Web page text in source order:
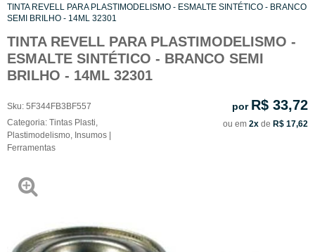
TINTA REVELL PARA PLASTIMODELISMO - ESMALTE SINTÉTICO - BRANCO
SEMI BRILHO - 14ML 32301
TINTA REVELL PARA PLASTIMODELISMO -
ESMALTE SINTÉTICO - BRANCO SEMI
BRILHO - 14ML 32301
Sku: 5F344FB3BF557
Categoria: Tintas Plasti
Plastimodelismo Insumos |
Ferramentas
por R$ 33,72
ou em 2x de R$ 17,62